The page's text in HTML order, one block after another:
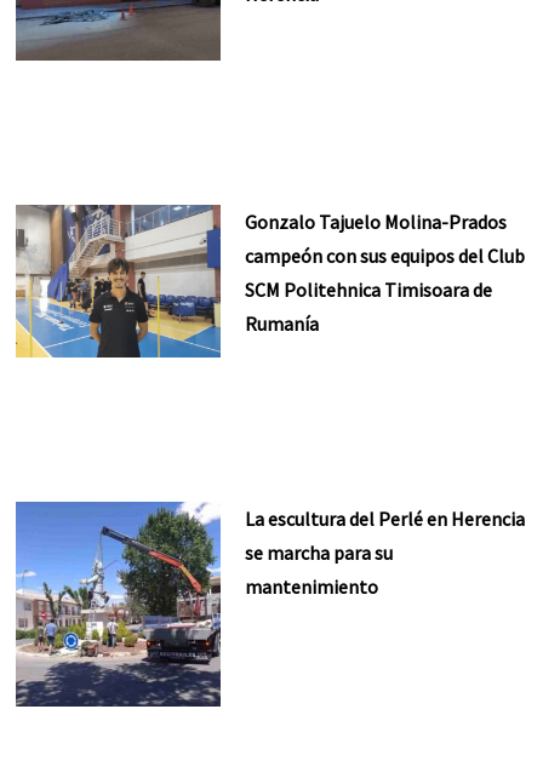
Gonzalo Tajuelo Molina-Prados
campeón con sus equipos del Club
SCM Politehnica Timisoara de
Rumanía
La escultura del Perlé en Herencia
se marcha para su
mantenimiento